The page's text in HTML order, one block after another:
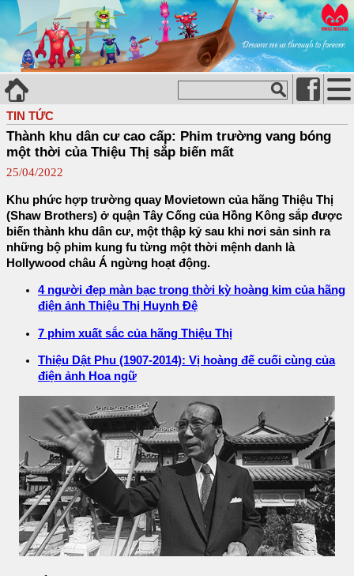
TIN TỨC
Thành khu dân cư cao cấp: Phim trường vang bóng
một thời của Thiệu Thị sắp biến mất
25/04/2022
Khu phức hợp trường quay Movietown của hãng Thiệu Thị
(Shaw Brothers) ở quận Tây Cống của Hồng Kông sắp được
biến thành khu dân cư, một thập kỷ sau khi nơi sản sinh ra
những bộ phim kung fu từng một thời mệnh danh là
Hollywood châu Á ngừng hoạt động.
4 người đẹp màn bạc trong thời kỳ hoàng kim của hãng
điện ảnh Thiệu Thị Huynh Đệ
7 phim xuất sắc của hãng Thiệu Thị
Thiệu Dật Phu (1907-2014): Vị hoàng đế cuối cùng của
điện ảnh Hoa ngữ